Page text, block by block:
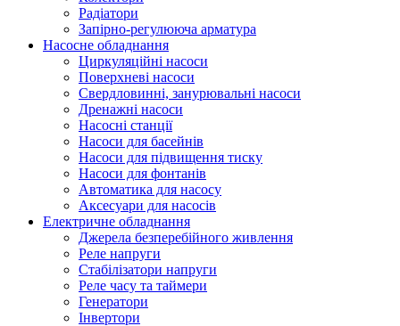
Радіатори
Запірно-регулююча арматура
Насосне обладнання
Циркуляційні насоси
Поверхневі насоси
Свердловинні, занурювальні насоси
Дренажні насоси
Насосні станції
Насоси для басейнів
Насоси для підвищення тиску
Насоси для фонтанів
Автоматика для насосу
Аксесуари для насосів
Електричне обладнання
Джерела безперебійного живлення
Реле напруги
Стабілізатори напруги
Реле часу та таймери
Генератори
Інвертори